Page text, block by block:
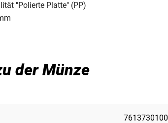
"Polierte Platte" (PP)
der Münze
7613730100